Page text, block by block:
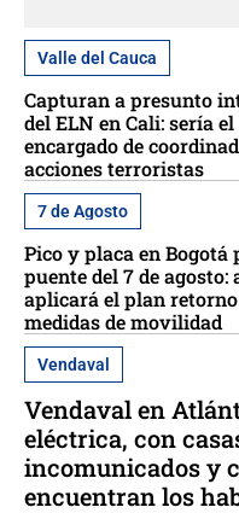
Valle del Cauca
Capturan a presunto
del ELN en Cali: sería el
encargado de
acciones terroristas
7 de Agosto
Pico y placa en Bogotá
puente del 7 de agosto:
aplicará el plan
medidas de movilidad
Vendaval
Vendaval en
eléctrica, con
incomunicados y
encuentran los